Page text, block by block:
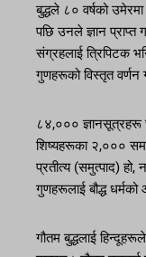
बुद्धले ८० वर्षको उमेरमा
पछि उनले ज्ञान प्राप्त
संग्रहलाई त्रिपिटक
गुणहरूको विस्तृत वर्णन
८४,०००
शिष्यहरूका २,०००
प्रतीत्य (समुत्पाद) हो,
गुणहरूलाई बौद्ध धर्मको
गौतम बुद्धलाई